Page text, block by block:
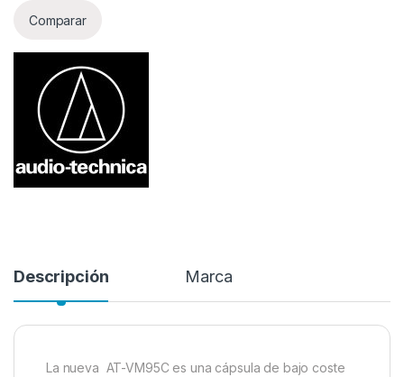
Comparar
Descripción Marca
La nueva AT-VM95C es una cápsula de bajo coste